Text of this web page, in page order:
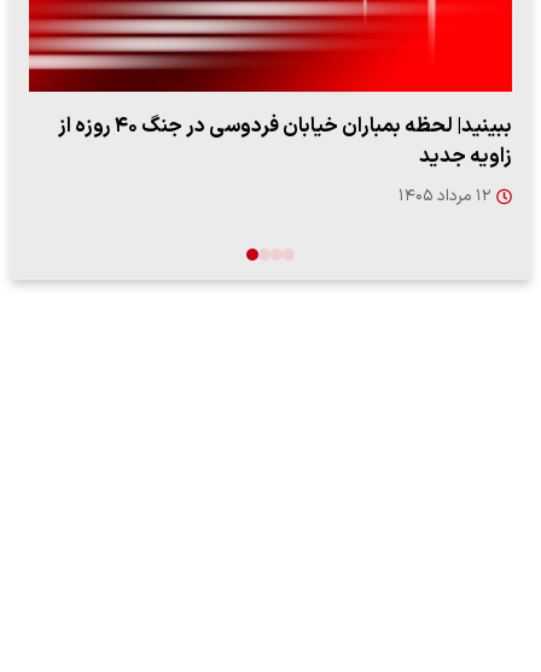
ببینید| لحظه بمباران خیابان فردوسی در جنگ ۴۰ روزه از
زاویه جدید
۱۲ مرداد ۱۴۰۵